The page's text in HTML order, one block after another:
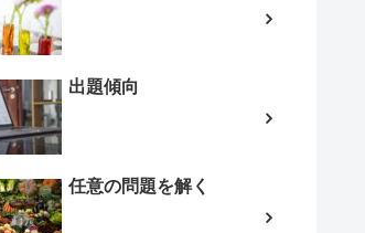
出題傾向
任意の問題を解く